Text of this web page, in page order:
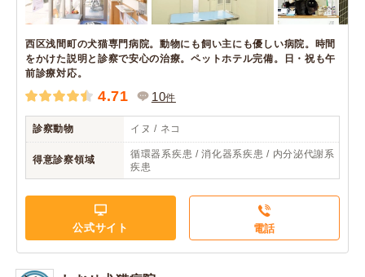
西区浅間町の犬猫専門病院。動物にも飼い主にも優しい病院。時間
をかけた説明と診察で安心の治療。ペットホテル完備。日・祝も午
前診療対応。
4.71 10件
診察動物 イヌ / ネコ
得意診察領域
循環器系疾患 / 消化器系疾患 / 内分泌代謝系
疾患
公式サイト 電話